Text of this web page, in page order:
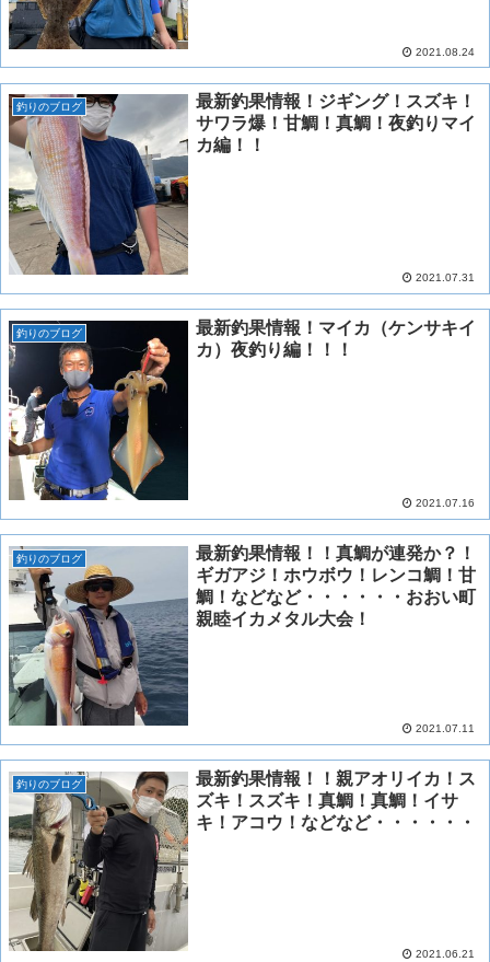
2021.08.24
釣りのブログ
最新釣果情報！ジギング！スズキ！
サワラ爆！甘鯛！真鯛！夜釣りマイ
カ編！！
2021.07.31
釣りのブログ
最新釣果情報！マイカ（ケンサキイ
カ）夜釣り編！！！
2021.07.16
釣りのブログ
最新釣果情報！！真鯛が連発か？！
ギガアジ！ホウボウ！レンコ鯛！甘
鯛！などなど・・・・・・おおい町
親睦イカメタル大会！
2021.07.11
釣りのブログ
最新釣果情報！！親アオリイカ！ス
ズキ！スズキ！真鯛！真鯛！イサ
キ！アコウ！などなど・・・・・・
2021.06.21